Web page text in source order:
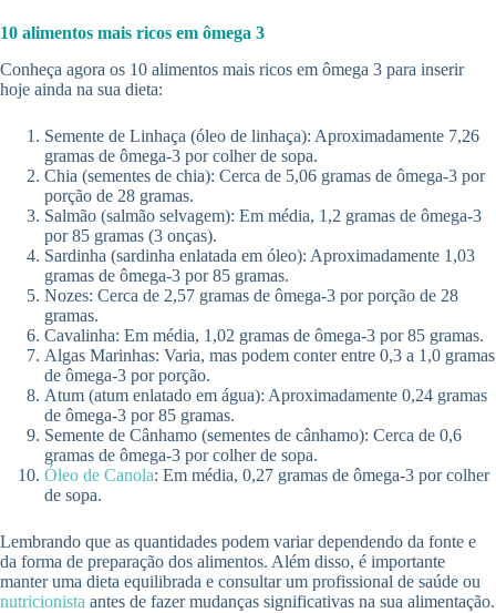
10 alimentos mais ricos em ômega 3
Conheça agora os 10 alimentos mais ricos em ômega 3 para inserir
hoje ainda na sua dieta:
Semente de Linhaça (óleo de linhaça): Aproximadamente 7,26
gramas de ômega-3 por colher de sopa.
Chia (sementes de chia): Cerca de 5,06 gramas de ômega-3 por
porção de 28 gramas.
Salmão (salmão selvagem): Em média, 1,2 gramas de ômega-3
por 85 gramas (3 onças).
Sardinha (sardinha enlatada em óleo): Aproximadamente 1,03
gramas de ômega-3 por 85 gramas.
Nozes: Cerca de 2,57 gramas de ômega-3 por porção de 28
gramas.
Cavalinha: Em média, 1,02 gramas de ômega-3 por 85 gramas.
Algas Marinhas: Varia, mas podem conter entre 0,3 a 1,0 gramas
de ômega-3 por porção.
Atum (atum enlatado em água): Aproximadamente 0,24 gramas
de ômega-3 por 85 gramas.
Semente de Cânhamo (sementes de cânhamo): Cerca de 0,6
gramas de ômega-3 por colher de sopa.
Óleo de Canola: Em média, 0,27 gramas de ômega-3 por colher
de sopa.
Lembrando que as quantidades podem variar dependendo da fonte e
da forma de preparação dos alimentos. Além disso, é importante
manter uma dieta equilibrada e consultar um profissional de saúde ou
nutricionista antes de fazer mudanças significativas na sua alimentação.